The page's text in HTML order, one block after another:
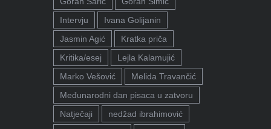
Intervju
Ivana Golijanin
Jasmin Agić
Kratka priča
Kritika/esej
Lejla Kalamujić
Marko Vešović
Melida Travančić
Međunarodni dan pisaca u zatvoru
Natječaji
nedžad ibrahimović